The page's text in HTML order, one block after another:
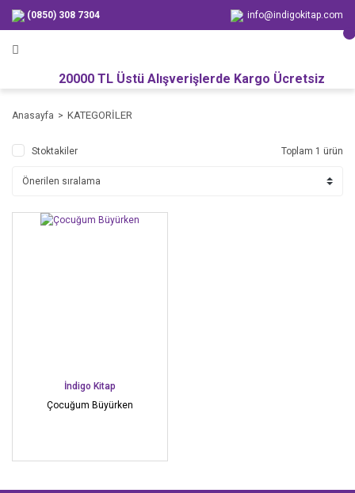
(0850) 308 7304 info@indigokitap.com
20000 TL Üstü Alışverişlerde Kargo Ücretsiz
Anasayfa KATEGORİLER
Stoktakiler Toplam 1 ürün
İndigo Kitap
Çocuğum Büyürken